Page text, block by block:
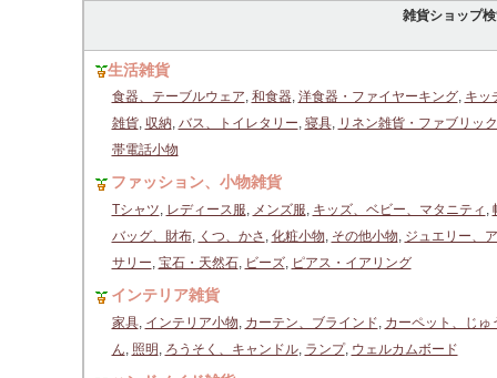
雑貨ショップ
生活雑貨
食器、テーブルウェア, 和食器, 洋食器・ファイヤーキング, キッ
雑貨, 収納, バス、トイレタリー, 寝具, リネン雑貨・ファブリック
帯電話小物
ファッション、小物雑貨
Tシャツ, レディース服, メンズ服, キッズ、ベビー、マタニティ ,
バッグ、財布, くつ、かさ , 化粧小物, その他小物, ジュエリー、
サリー, 宝石・天然石, ビーズ, ピアス・イアリング
インテリア雑貨
家具, インテリア小物, カーテン、ブラインド, カーペット、じゅ
ん, 照明 , ろうそく、キャンドル, ランプ, ウェルカムボード